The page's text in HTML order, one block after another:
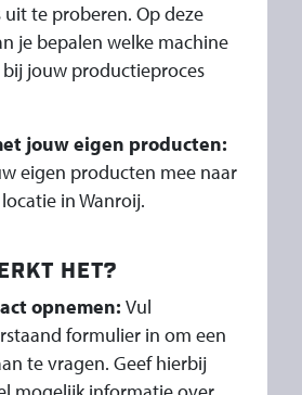
uit te proberen. Op deze
je bepalen welke machine
jouw productieproces
jouw eigen producten:
eigen producten mee naar
in Wanroij.
HET?
opnemen: Vul
formulier in om een
te vragen. Geef hierbij